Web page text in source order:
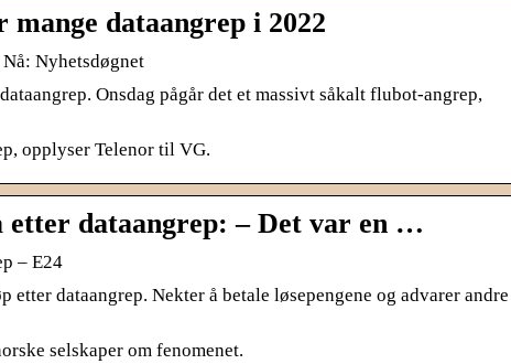
dataangrep i 2022
Nyhetsdøgnet
Onsdag pågår det et massivt såkalt flubot-angrep,
opplyser Telenor til VG.
etter dataangrep: – Det var en …
– E24
dataangrep. Nekter å betale løsepengene og advarer andre
selskaper om fenomenet.